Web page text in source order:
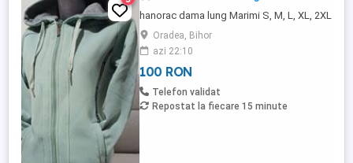
hanorac dama lung Marimi S, M, L, XL, 2XL
Oradea, Bihor
azi 22:10
100 RON
Telefon validat
Repostat la fiecare 15 minute